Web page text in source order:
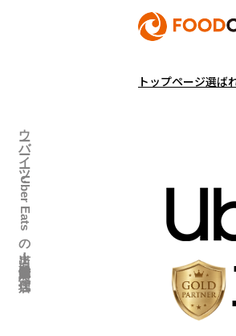
ウーバーイーツ・Uber Eatsの出店！飲食店店舗登録・加盟は代理店へ
トップページ選ば